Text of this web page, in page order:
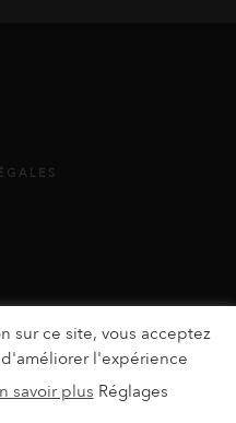
sur ce site, vous acceptez
l'expérience
savoir plus Réglages